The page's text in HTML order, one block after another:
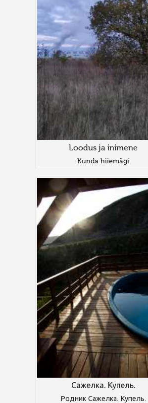
Loodus ja inimene
Kunda hiiemägi
Сажелка. Купель.
Родник Сажелка. Купель.